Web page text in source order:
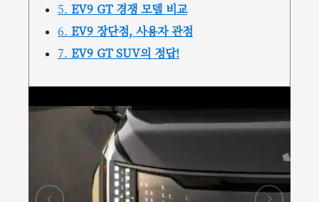
5. EV9 GT 경쟁 모델 비교
6. EV9 장단점, 사용자 관점
7. EV9 GT SUV의 정답!